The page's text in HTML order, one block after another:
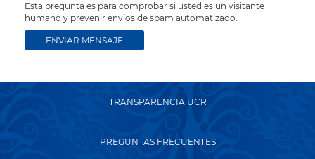
Esta pregunta es para comprobar si usted es un visitante
humano y prevenir envíos de spam automatizado.
TRANSPARENCIA UCR
PREGUNTAS FRECUENTES